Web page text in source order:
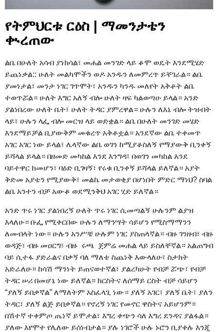
የትምህርቱ ርዕስ | ማመንታቴን
ቊረጠው
ልቤ በሁለት አሳብ ያነክሳል፣ መሐል መንገድ ላይ ቆሞ ወዴት እንደሚሄድ
ይጨነቃል:: ሁለት መልካሞችን ወዶ አንዱን ለመምረጥ ይቸገራል። ልቤ
ያመነታል፣ መንታ ነገር ገጥሞት፣ አንዱን ካንዱ መለየት አቅቶት ልቤ
ተወጥሯል። ሁለት እግር አለኝ ብሎ ሁለት ዛፍ ካልወጣሁ ይላል። አንድ
ያልነበረው ሁለት ቤት፣ ሁለት ትዳር ያምረዋል። ሁሉን ለእኔ ብሎ ትዝብት
ላይ፣ ሁሉን ላፌ ብሎ መርዝ ላይ ወድቋል። ልቤ በሁለት መንገድ መሄድ
እንደማይቻል ቢያውቅም መቁረጥ አቅቶቷል። አንደኛው ልቤ ተቀመጥ
አገር አገር ነው ይላል፣ ሌላኛው ልቤ ወገን ከሚያቆስለኝ የማያውቅ ቢንቀኝ
ይሻላል ይላል። በዘመድ መካከል እንደ እንግዳ፣ በወገን መካከል እንደ
ባይተዋር ከመሆን፣ ባዕድ ቢገዛኝ፣ የሩቁ ቢንቀኝ ይሻላል ይለኛል። አያት
ቅድመ አያቴን የሚያውቅ፣ መልኬ መታወቂያ በሆነበት ምድር ማነህ? ስባል
ልቤ አንተን ብቻ አውቆ ወደሚንቅህ አገር ሂድ ይለኛል።
አንድ ጥሩ ነገር ያልነበረኝ ሁለት ጥሩ ነገር ሲመጣልኝ ሁሉንም ልያዝ
እላለሁ። ቡፌ የሚቀርበው ሁሉን ለማንሣት ሳይሆን የሚስማማንን
ለመብላት ነው። ሁሉን አንሥቼ ሁሉም ነገር ያስጠላኛል። ብዙ ገንዘብ፣ ብዙ
ወዳጅ፣ ብዙ መዐርግ፣ ብዙ ሩጫ ጀምሬ መሐል ላይ ይስለቸኛል። አልጠግብ
ባይ ሲተፋ ያድራልና በቃኝ ባለ ማለቴ ስጨነቅ እውላለሁ፣ ስታክት
አድራለሁ። ከሳሽ ማንነት ይጠናወተኛል፣ ያልረካሁት የብቻ ሯጭ፣ የብቻ
ትዳር ሠሪ በመሆኔ ነው ይለኛል። ክርስትና ለሰማይ ርስት ብቻ ሳይሆን
“ያለኝ ይበቃኛል” ለማለትም አስፈላጊ ነው። ያለኝ አገር፣ ያለኝ ቤት፣ ያለን
ትዳር፣ ያለኝ ልጅ ይበቃኛል። የኖረኝ ነገር የመኖር ዋስትና አይሆንም።
በሽተኛ ተቀምጦ ጤነኛ ይሞታል፣ እግረ ቀጭን ሳለ እግረ ደንዳና ያልፋል።
ያለው እየሞተ የሌለው ይሰነብታል። ያሉ ነገሮች ሁሉ ኑሮን ቢያቀሉ እንጂ